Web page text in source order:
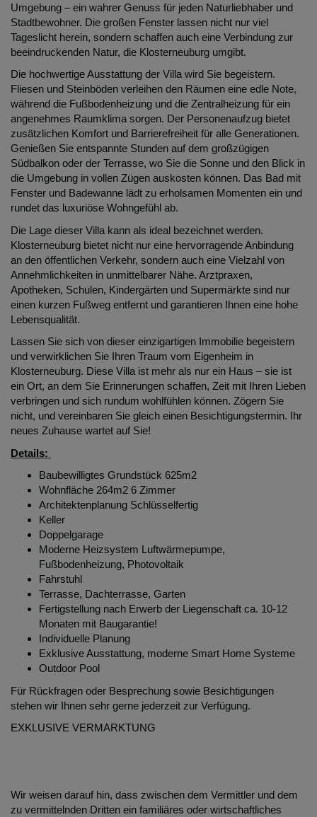
Umgebung – ein wahrer Genuss für jeden Naturliebhaber und
Stadtbewohner. Die großen Fenster lassen nicht nur viel
Tageslicht herein, sondern schaffen auch eine Verbindung zur
beeindruckenden Natur, die Klosterneuburg umgibt.
Die hochwertige Ausstattung der Villa wird Sie begeistern.
Fliesen und Steinböden verleihen den Räumen eine edle Note,
während die Fußbodenheizung und die Zentralheizung für ein
angenehmes Raumklima sorgen. Der Personenaufzug bietet
zusätzlichen Komfort und Barrierefreiheit für alle Generationen.
Genießen Sie entspannte Stunden auf dem großzügigen
Südbalkon oder der Terrasse, wo Sie die Sonne und den Blick in
die Umgebung in vollen Zügen auskosten können. Das Bad mit
Fenster und Badewanne lädt zu erholsamen Momenten ein und
rundet das luxuriöse Wohngefühl ab.
Die Lage dieser Villa kann als ideal bezeichnet werden.
Klosterneuburg bietet nicht nur eine hervorragende Anbindung
an den öffentlichen Verkehr, sondern auch eine Vielzahl von
Annehmlichkeiten in unmittelbarer Nähe. Arztpraxen,
Apotheken, Schulen, Kindergärten und Supermärkte sind nur
einen kurzen Fußweg entfernt und garantieren Ihnen eine hohe
Lebensqualität.
Lassen Sie sich von dieser einzigartigen Immobilie begeistern
und verwirklichen Sie Ihren Traum vom Eigenheim in
Klosterneuburg. Diese Villa ist mehr als nur ein Haus – sie ist
ein Ort, an dem Sie Erinnerungen schaffen, Zeit mit Ihren Lieben
verbringen und sich rundum wohlfühlen können. Zögern Sie
nicht, und vereinbaren Sie gleich einen Besichtigungstermin. Ihr
neues Zuhause wartet auf Sie!
Details:
Baubewilligtes Grundstück 625m2
Wohnfläche 264m2 6 Zimmer
Architektenplanung Schlüsselfertig
Keller
Doppelgarage
Moderne Heizsystem Luftwärmepumpe,
Fußbodenheizung, Photovoltaik
Fahrstuhl
Terrasse, Dachterrasse, Garten
Fertigstellung nach Erwerb der Liegenschaft ca. 10-12
Monaten mit Baugarantie!
Individuelle Planung
Exklusive Ausstattung, moderne Smart Home Systeme
Outdoor Pool
Für Rückfragen oder Besprechung sowie Besichtigungen
stehen wir Ihnen sehr gerne jederzeit zur Verfügung.
EXKLUSIVE VERMARKTUNG
Wir weisen darauf hin, dass zwischen dem Vermittler und dem
zu vermittelnden Dritten ein familiäres oder wirtschaftliches